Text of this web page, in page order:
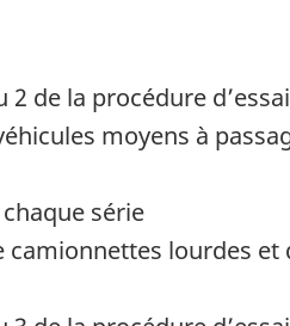
de la procédure
moyens à
série
camionnettes lourdes et